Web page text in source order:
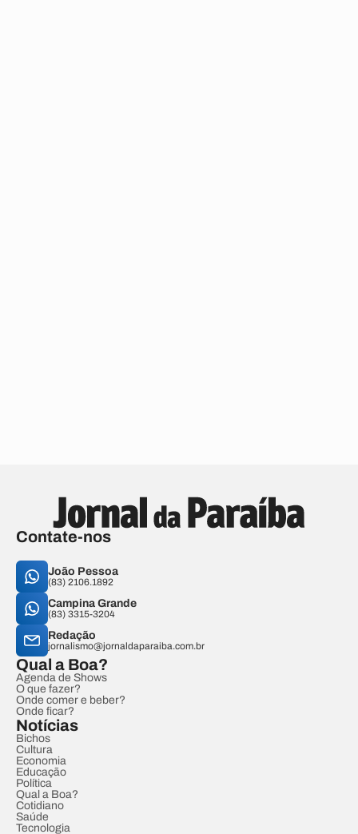
Contate-nos
João Pessoa
(83) 2106.1892
Campina Grande
(83) 3315-3204
Redação
jornalismo@jornaldaparaiba.com.br
Qual a Boa?
Agenda de Shows
O que fazer?
Onde comer e beber?
Onde ficar?
Notícias
Bichos
Cultura
Economia
Educação
Política
Qual a Boa?
Cotidiano
Saúde
Tecnologia